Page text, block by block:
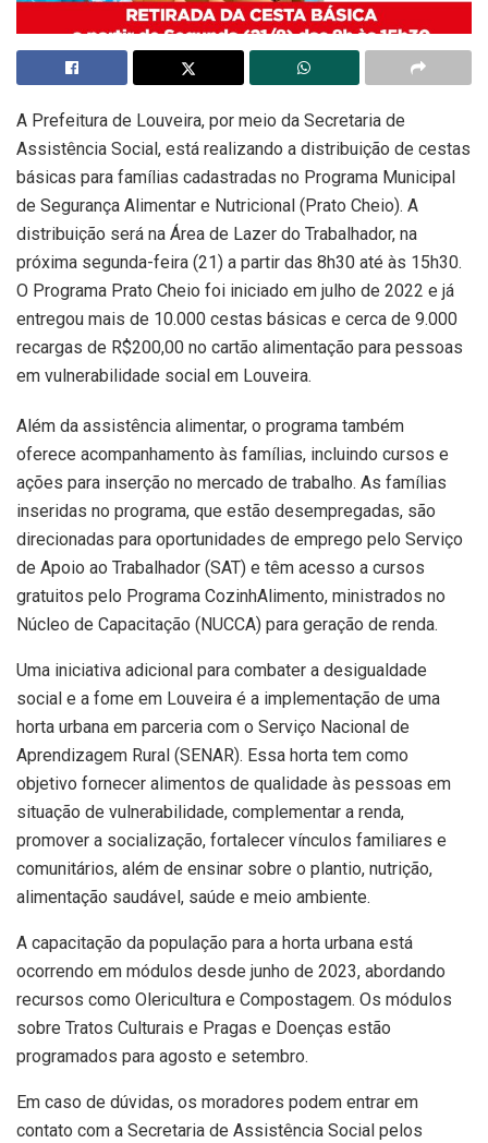
A Prefeitura de Louveira, por meio da Secretaria de
Assistência Social, está realizando a distribuição de cestas
básicas para famílias cadastradas no Programa Municipal
de Segurança Alimentar e Nutricional (Prato Cheio). A
distribuição será na Área de Lazer do Trabalhador, na
próxima segunda-feira (21) a partir das 8h30 até às 15h30.
O Programa Prato Cheio foi iniciado em julho de 2022 e já
entregou mais de 10.000 cestas básicas e cerca de 9.000
recargas de R$200,00 no cartão alimentação para pessoas
em vulnerabilidade social em Louveira.
Além da assistência alimentar, o programa também
oferece acompanhamento às famílias, incluindo cursos e
ações para inserção no mercado de trabalho. As famílias
inseridas no programa, que estão desempregadas, são
direcionadas para oportunidades de emprego pelo Serviço
de Apoio ao Trabalhador (SAT) e têm acesso a cursos
gratuitos pelo Programa CozinhAlimento, ministrados no
Núcleo de Capacitação (NUCCA) para geração de renda.
Uma iniciativa adicional para combater a desigualdade
social e a fome em Louveira é a implementação de uma
horta urbana em parceria com o Serviço Nacional de
Aprendizagem Rural (SENAR). Essa horta tem como
objetivo fornecer alimentos de qualidade às pessoas em
situação de vulnerabilidade, complementar a renda,
promover a socialização, fortalecer vínculos familiares e
comunitários, além de ensinar sobre o plantio, nutrição,
alimentação saudável, saúde e meio ambiente.
A capacitação da população para a horta urbana está
ocorrendo em módulos desde junho de 2023, abordando
recursos como Olericultura e Compostagem. Os módulos
sobre Tratos Culturais e Pragas e Doenças estão
programados para agosto e setembro.
Em caso de dúvidas, os moradores podem entrar em
contato com a Secretaria de Assistência Social pelos